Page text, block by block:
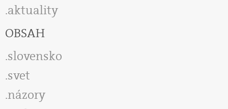
aktuality
OBSAH
slovensko
svet
názory